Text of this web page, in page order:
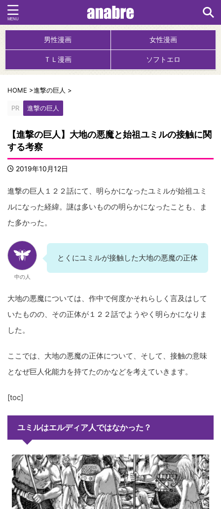
男性漫画 女性漫画
ＴＬ漫画 ソフトエロ
HOME >進撃の巨人 >
PR 進撃の巨人
【進撃の巨人】大地の悪魔と始祖ユミルの接触に関
する考察
2019年10月12日
進撃の巨人１２２話にて、明らかになったユミルが始祖ユミ
ルになった経緯。謎は多いものの明らかになったことも、ま
た多かった。
中の人
とくにユミルが接触した大地の悪魔の正体
大地の悪魔については、作中で何度かそれらしく言及はして
いたものの、その正体が１２２話でようやく明らかになりま
した。
ここでは、大地の悪魔の正体について、そして、接触の意味
となぜ巨人化能力を持てたのかなどを考えていきます。
[toc]
ユミルはエルディア人ではなかった？